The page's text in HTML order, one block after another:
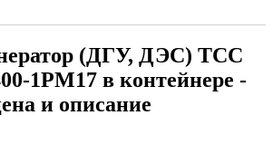
(ДГУ, ДЭС) ТСС
1РМ17 в контейнере -
и описание